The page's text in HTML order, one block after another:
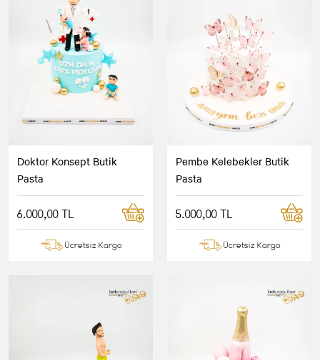
Doktor Konsept Butik
Pasta
6.000,00 TL
Ücretsiz Kargo
Pembe Kelebekler Butik
Pasta
5.000,00 TL
Ücretsiz Kargo